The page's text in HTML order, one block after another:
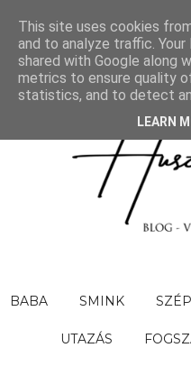
BABA SMINK
UTAZÁS
This site uses cookies
and to analyze traffic.
shared with Google along
metrics to ensure quality
statistics, and to detect
LEARN